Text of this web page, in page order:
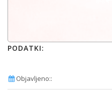
PODATKI:
Objavljeno::